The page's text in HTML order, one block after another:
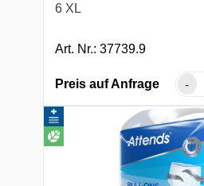
6 XL
Art. Nr.: 37739.9
Preis auf Anfrage -